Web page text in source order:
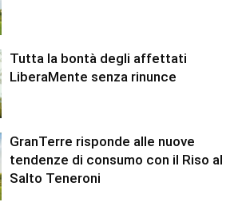
Tutta la bontà degli affettati
LiberaMente senza rinunce
GranTerre risponde alle nuove
tendenze di consumo con il Riso al
Salto Teneroni